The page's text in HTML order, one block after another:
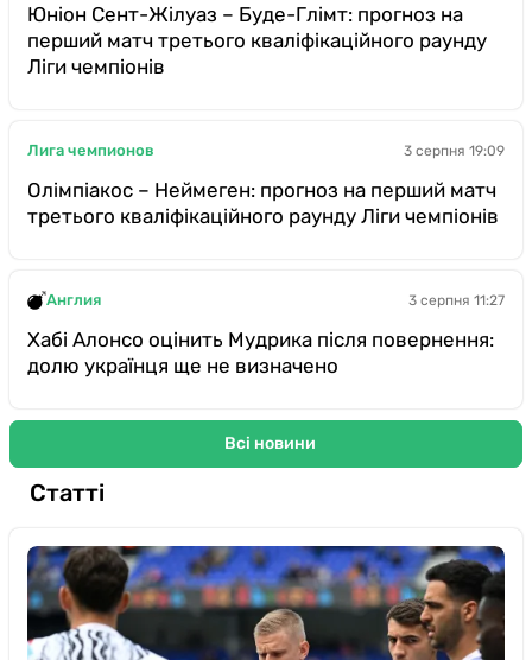
Юніон Сент-Жілуаз – Буде-Глімт: прогноз на
перший матч третього кваліфікаційного раунду
Ліги чемпіонів
Лига чемпионов 3 серпня 19:09
Олімпіакос – Неймеген: прогноз на перший матч
третього кваліфікаційного раунду Ліги чемпіонів
Англия 3 серпня 11:27
Хабі Алонсо оцінить Мудрика після повернення:
долю українця ще не визначено
Всі новини
Статті